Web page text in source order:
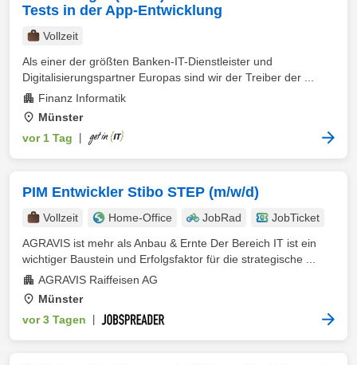
Tests in der App-Entwicklung
Vollzeit
Als einer der größten Banken-IT-Dienstleister und
Digitalisierungspartner Europas sind wir der Treiber der ...
Finanz Informatik
Münster
vor 1 Tag
PIM Entwickler Stibo STEP (m/w/d)
Vollzeit Home-Office JobRad
JobTicket
AGRAVIS ist mehr als Anbau & Ernte Der Bereich IT ist ein
wichtiger Baustein und Erfolgsfaktor für die strategische ...
AGRAVIS Raiffeisen AG
Münster
vor 3 Tagen